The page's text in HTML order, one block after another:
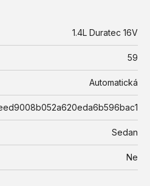
1.4L Duratec 16V
59
Automatická
Sedan
Ne